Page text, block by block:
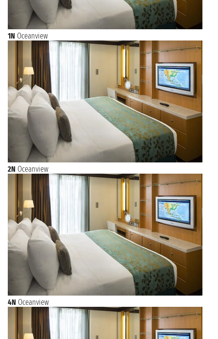
1N Oceanview
2N Oceanview
4N Oceanview